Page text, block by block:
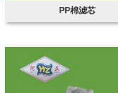
PP棉滤芯